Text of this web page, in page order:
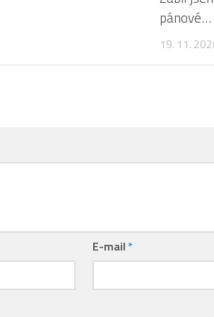
pánové…
19. 11.
E-mail *